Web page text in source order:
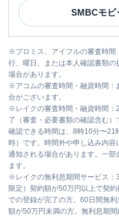
SMBCモビ
※プロミス、アイフルの審査時
行、曜日、または本人確認書類
場合があります。
※アコムの審査時間・融資時間
合がございます。
※ レイクの審査時間・融資時間
了（審査・必要書類の確認含む
確認できる時間は、8時10分〜
時）です。時間外や申し込み内
通知される場合があります。一
ます。
※ レイクの無利息期間サービス
限定）契約額が50万円以上で契
での登録が完了の方。60日間無
額が50万円未満の方。無利息期